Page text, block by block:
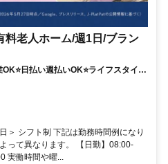
料老人ホーム/週1日/ブラン
日払い週払いOK⭐️ライフスタイル
＞ シフト制 下記は勤務時間例になり
って異なります。 【日勤】08:00-
実働時間や曜...